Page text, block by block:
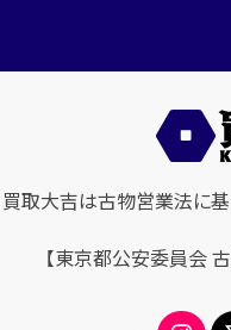
買取大吉は古物営業法に
【東京都公安委員会